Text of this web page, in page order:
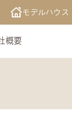
モデルハウス
概要